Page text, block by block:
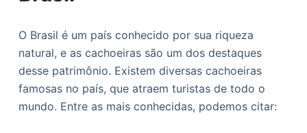
O Brasil é um país conhecido por sua riqueza
natural, e as cachoeiras são um dos destaques
desse patrimônio. Existem diversas cachoeiras
famosas no país, que atraem turistas de todo o
mundo. Entre as mais conhecidas, podemos citar: